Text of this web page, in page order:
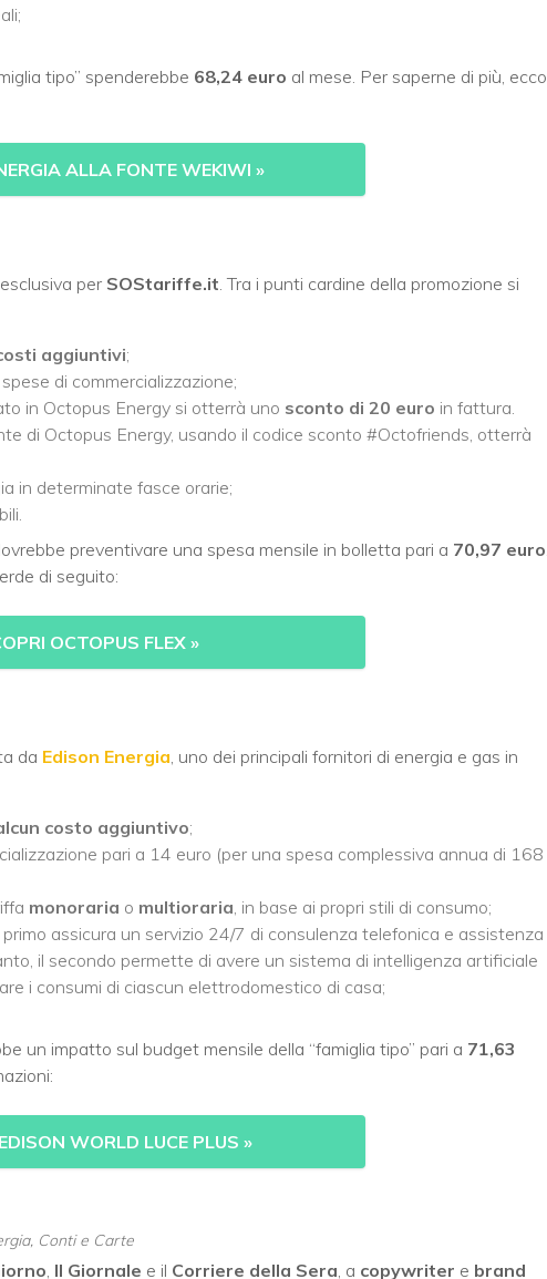
tipo” spenderebbe 68,24 euro al mese. Per saperne di più, ecco
ALLA FONTE WEKIWI »
per SOStariffe.it . Tra i punti cardine della promozione si
aggiuntivi;
di commercializzazione;
in Octopus Energy si otterrà uno sconto di 20 euro in fattura.
di Octopus Energy, usando il codice sconto #Octofriends, otterrà
in determinate fasce orarie;
preventivare una spesa mensile in bolletta pari a 70,97 euro
di seguito:
OCTOPUS FLEX »
da Edison Energia , uno dei principali fornitori di energia e gas in
costo aggiuntivo;
pari a 14 euro (per una spesa complessiva annua di 168
monoraria o multioraria , in base ai propri stili di consumo;
primo assicura un servizio 24/7 di consulenza telefonica e assistenza
il secondo permette di avere un sistema di intelligenza artificiale
i consumi di ciascun elettrodomestico di casa;
un impatto sul budget mensile della “famiglia tipo” pari a 71,63
WORLD LUCE PLUS »
Conti e Carte
Il Giornale e il Corriere della Sera , a copywriter e brand